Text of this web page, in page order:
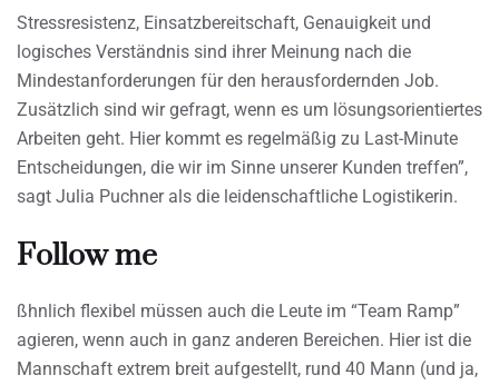
Stressresistenz, Einsatzbereitschaft, Genauigkeit und
logisches Verständnis sind ihrer Meinung nach die
Mindestanforderungen für den herausfordernden Job.
Zusätzlich sind wir gefragt, wenn es um lösungsorientiertes
Arbeiten geht. Hier kommt es regelmäßig zu Last-Minute
Entscheidungen, die wir im Sinne unserer Kunden treffen”,
sagt Julia Puchner als die leidenschaftliche Logistikerin.
Follow me
ßhnlich flexibel müssen auch die Leute im “Team Ramp”
agieren, wenn auch in ganz anderen Bereichen. Hier ist die
Mannschaft extrem breit aufgestellt, rund 40 Mann (und ja,